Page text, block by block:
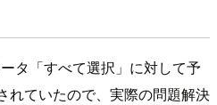
タ「すべて選択」に対して予
れていたので、実際の問題解決